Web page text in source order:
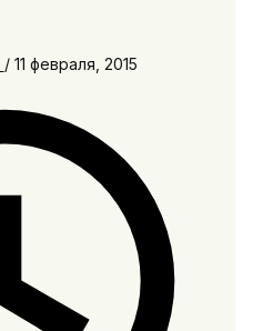
/ 11 февраля, 2015